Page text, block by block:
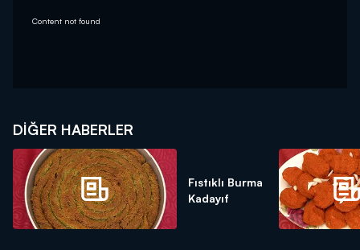
Content not found
DIĞER HABERLER
Fıstıklı Burma
Kadayıf